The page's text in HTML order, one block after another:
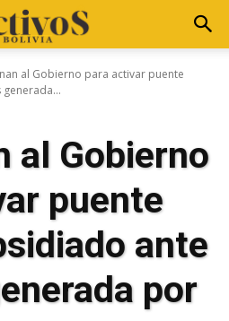
al Gobierno para activar puente
al Gobierno
puente
ante
por